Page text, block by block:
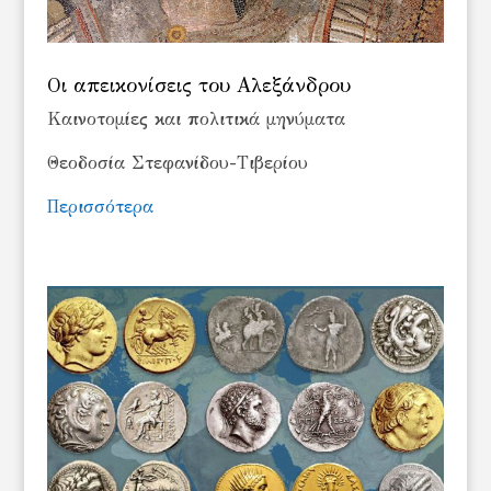
Οι απεικονίσεις του Αλεξάνδρου
Καινοτομίες και πολιτικά μηνύματα
Θεοδοσία Στεφανίδου-Τιβερίου
Περισσότερα